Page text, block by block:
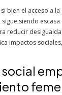
bien el acceso a
siendo
reducir
impactos